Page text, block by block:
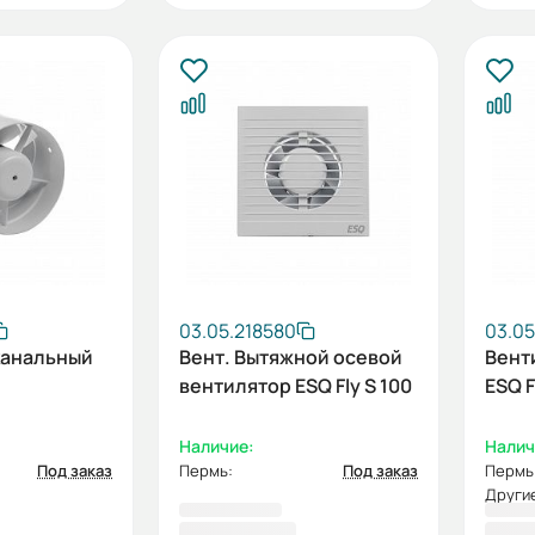
Под заказ
03.05.218580
Вент. Вытяжной осевой
вентилятор ESQ Fly S 100
Наличие:
Пермь: Под заказ
ESQ